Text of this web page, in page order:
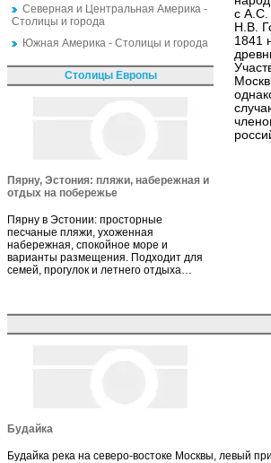
Северная и Центральная Америка -
Столицы и города
Южная Америка - Столицы и города
Столицы Европы
Пярну, Эстония: пляжи, набережная и
отдых на побережье
Пярну в Эстонии: просторные
песчаные пляжи, ухоженная
набережная, спокойное море и
варианты размещения. Подходит для
семей, прогулок и летнего отдыха…
с А.С.
Н.В.
1841
Будайка
Будайка река на северо-востоке Москвы, левый